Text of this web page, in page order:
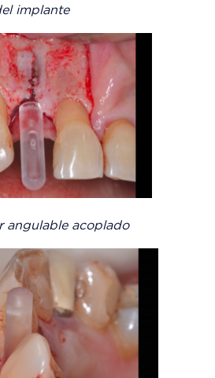
implante
angulable acoplado